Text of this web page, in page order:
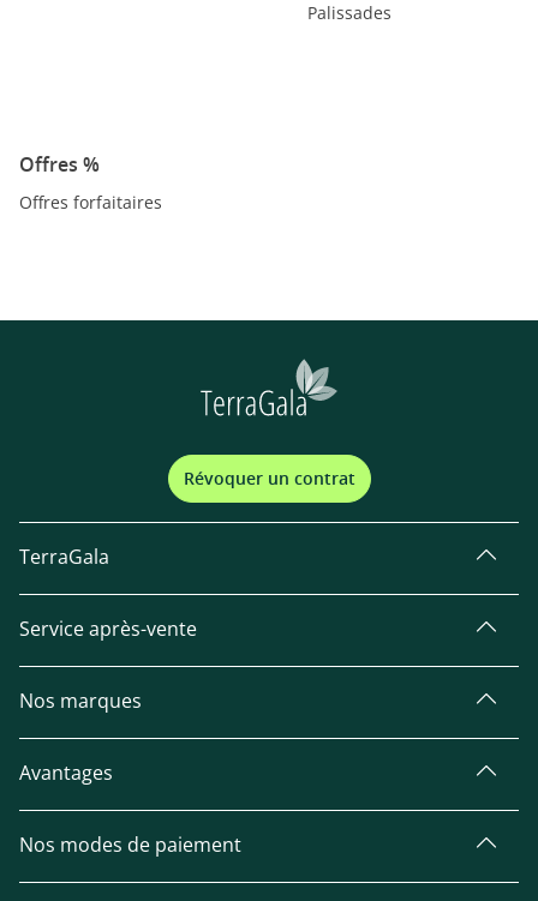
Palissades
Offres %
Offres forfaitaires
Révoquer un contrat
TerraGala
Service après-vente
Nos marques
Avantages
Nos modes de paiement